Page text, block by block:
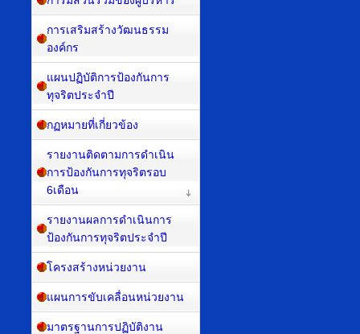
การเสริมสร้างวัฒนธรรม
องค์กร
แผนปฏิบัติการป้องกันการ
ทุจริตประจำปี
กฏหมายที่เกี่ยวข้อง
รายงานติดตามการดำเนิน
การป้องกันการทุจริตรอบ
6เดือน
รายงานผลการดำเนินการ
ป้องกันการทุจริตประจำปี
โครงสร้างหน่วยงาน
แผนการขับเคลื่อนหน่วยงาน
มาตรฐานการปฏิบัติงาน